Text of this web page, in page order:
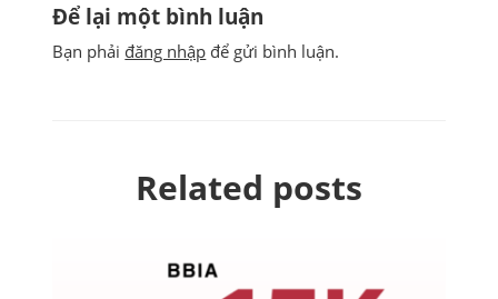
Để lại một bình luận
Bạn phải đăng nhập để gửi bình luận.
Related posts